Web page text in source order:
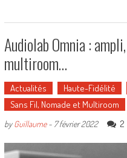
Audiolab Omnia :
multiroom…
Actualités Haute-Fidélité
Sans Fil, Nomade et Multiroom
byGuillaume- 7 février 2022 2